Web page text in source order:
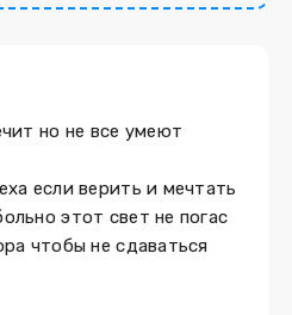
но не все умеют
если верить и мечтать
этот свет не погас
чтобы не сдаваться